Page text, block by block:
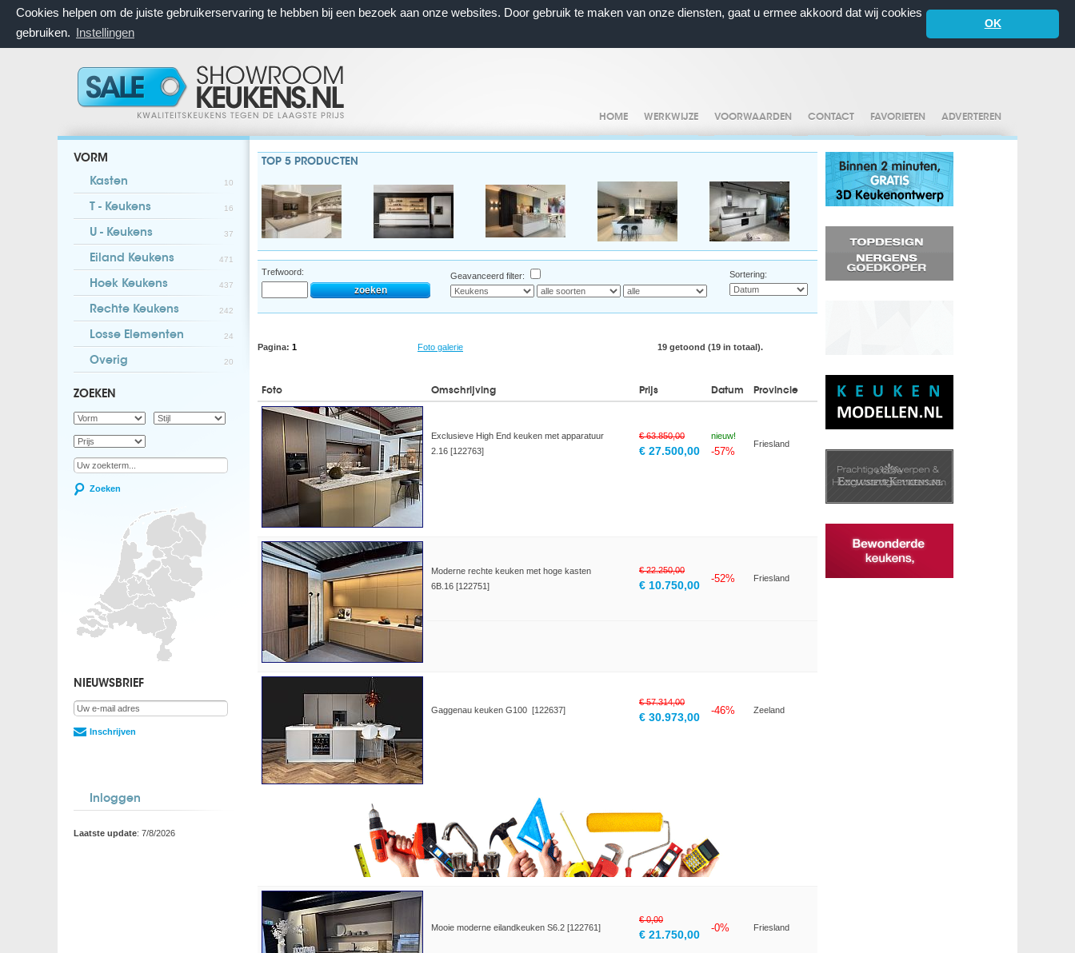
Cookies helpen om de juiste gebruikerservaring te hebben bij een bezoek aan onze websites. Door gebruik te maken van onze diensten, gaat u ermee akkoord dat wij cookies
gebruiken. Instellingen
OK
HOME WERKWIJZE VOORWAARDEN CONTACT FAVORIETEN ADVERTEREN
VORM
Kasten 10
T - Keukens 16
U - Keukens 37
Eiland Keukens 471
Hoek Keukens 437
Rechte Keukens 242
Losse Elementen 24
Overig 20
ZOEKEN
Zoeken
NIEUWSBRIEF
Inschrijven
Inloggen
Laatste update: 7/8/2026
TOP 5 PRODUCTEN
Trefwoord: Geavanceerd filter: Sortering:
Pagina: 1 Foto galerie 19 getoond (19 in totaal).
Foto Omschrijving Prijs Datum Provincie
Exclusieve High End keuken met apparatuur
2.16 [122763]
€ 63.850,00
€ 27.500,00
nieuw!
-57%
Friesland
Moderne rechte keuken met hoge kasten
6B.16 [122751]
€ 22.250,00
€ 10.750,00
-52% Friesland
Gaggenau keuken G100 [122637]
€ 57.314,00
€ 30.973,00
-46% Zeeland
Mooie moderne eilandkeuken S6.2 [122761]
€ 0,00
€ 21.750,00
-0% Friesland